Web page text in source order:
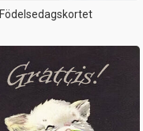
Födelsedagskortet